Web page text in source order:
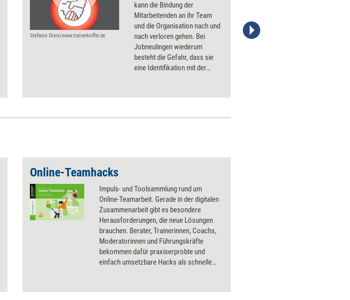
Stefanie Diers/www.trainerkoffer.de
kann die Bindung der
Mitarbeitenden an ihr Team
und die Organisation nach und
nach verloren gehen. Bei
Jobneulingen wiederum
besteht die Gefahr, dass sie
eine Identifikation mit der
entgegenzuwirken, braucht es
Maßnahmen.
Stefanie Diers; © www.trainerkoffer.de
Online-Teamhacks
Impuls- und Toolsammlung rund um
Online-Teamarbeit. Gerade in der digitalen
Zusammenarbeit gibt es besondere
Herausforderungen, die neue Lösungen
brauchen. Berater, Trainerinnen, Coachs,
Moderatorinnen und Führungskräfte
bekommen dafür praxiserprobte und
einfach umsetzbare Hacks als schnelle
werden zehn teamrelevante Fokusthemen